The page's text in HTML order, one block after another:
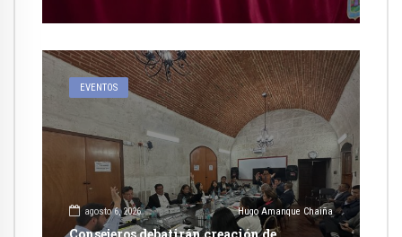
EVENTOS
agosto 6, 2026 Hugo Amanque Chaiña